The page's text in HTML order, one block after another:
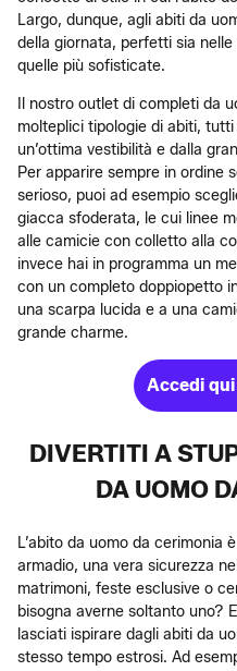
Largo, dunque, agli abiti da
della giornata, perfetti sia
quelle più sofisticate.
Il nostro outlet di completi da
molteplici tipologie di abiti,
un’ottima vestibilità e dalla
Per apparire sempre in ordine
serioso, puoi ad esempio
giacca sfoderata, le cui linee
alle camicie con colletto alla
invece hai in programma un
con un completo doppiopetto
una scarpa lucida e a una
grande charme.
Accedi
DIVERTITI A
DA UOMO
L’abito da uomo da cerimonia
armadio, una vera sicurezza
matrimoni, feste esclusive o
bisogna averne soltanto uno?
lasciati ispirare dagli abiti da
stesso tempo estrosi. Ad